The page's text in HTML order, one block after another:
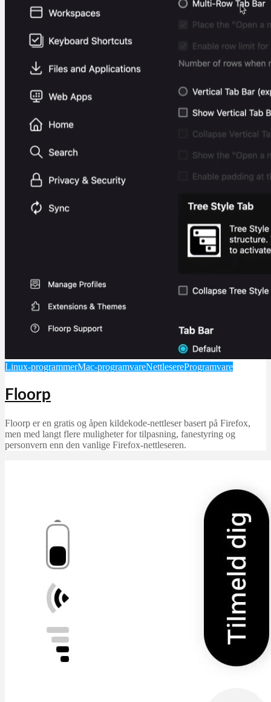
BildebehandlingMultimedieprogrammer Programvare
AKVIS Chameleon
Linux-programmerMac-programvareNettlesereProgramvare
Floorp
Floorp er en gratis og åpen kildekode-nettleser basert på Firefox,
men med langt flere muligheter for tilpasning, fanestyring og
personvern enn den vanlige Firefox-nettleseren.